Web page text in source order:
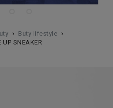
› Buty lifestyle ›
SNEAKER